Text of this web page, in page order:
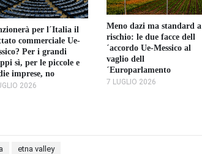
per l´Italia il
commerciale Ue-
Per i grandi
sì, per le piccole e
imprese, no
2026
Meno dazi ma standard a
rischio: le due facce dell
´accordo Ue-Messico al
vaglio dell
´Europarlamento
7 LUGLIO 2026
etna valley